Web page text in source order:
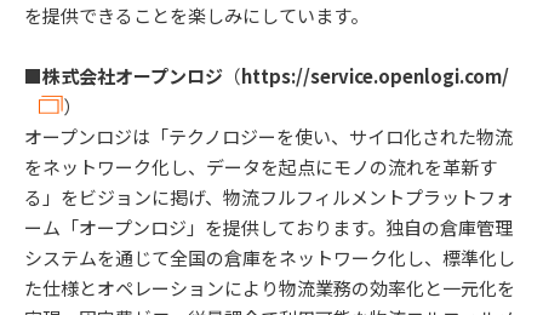
を提供できることを楽しみにしています。
■株式会社オープンロジ （https://service.openlogi.com/
）
オープンロジは「テクノロジーを使い、サイロ化された物流
をネットワーク化し、データを起点にモノの流れを革新す
る」をビジョンに掲げ、物流フルフィルメントプラットフォ
ーム「オープンロジ」を提供しております。独自の倉庫管理
システムを通じて全国の倉庫をネットワーク化し、標準化し
た仕様とオペレーションにより物流業務の効率化と一元化を